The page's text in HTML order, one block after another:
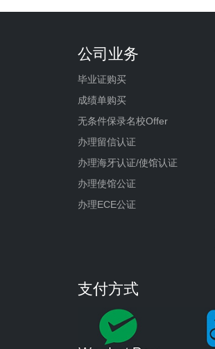
公司业务
毕业证购买
成绩单购买
无条件保录名校Offer
办理留信认证
办理海牙认证/使馆认证
办理使馆公证
办理ECE公证
支付方式